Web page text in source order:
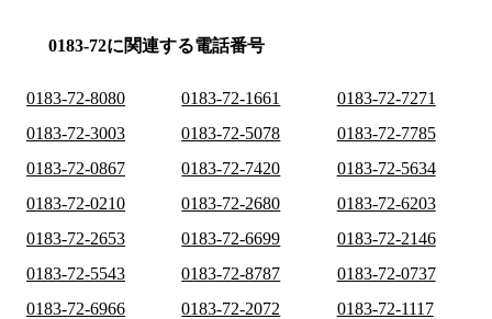
0183-72に関連する電話番号
0183-72-8080 0183-72-1661
0183-72-7271
0183-72-3003
0183-72-5078
0183-72-7785
0183-72-0867
0183-72-7420
0183-72-5634
0183-72-0210
0183-72-2680
0183-72-6203
0183-72-2653
0183-72-6699
0183-72-2146
0183-72-5543
0183-72-8787
0183-72-0737
0183-72-6966
0183-72-2072
0183-72-1117